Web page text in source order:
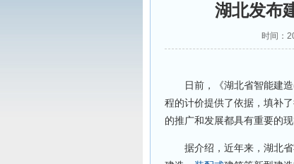
湖北发布
时间：
日前，《湖北省智能建造(
程的计价提供了依据，填补
的推广和发展都具有重要的现
据介绍，近年来，湖北省